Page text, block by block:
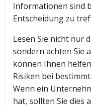
Informationen sind
Entscheidung zu
Lesen Sie nicht nur
sondern achten Sie
können Ihnen
Risiken bei
Wenn ein
hat, sollten Sie dies